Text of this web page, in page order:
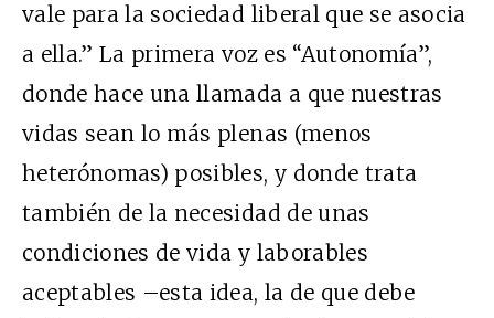
vale para la sociedad liberal que se asocia
a ella.” La primera voz es “Autonomía”,
donde hace una llamada a que nuestras
vidas sean lo más plenas (menos
heterónomas) posibles, y donde trata
también de la necesidad de unas
condiciones de vida y laborables
aceptables –esta idea, la de que debe